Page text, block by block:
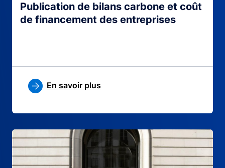
Publication de bilans carbone et coût
de financement des entreprises
En savoir plus